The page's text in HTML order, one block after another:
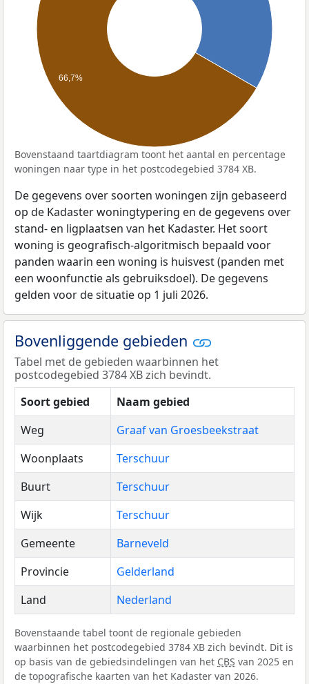
66,7%
Bovenstaand taartdiagram toont het aantal en percentage
woningen naar type in het postcodegebied 3784 XB.
De gegevens over soorten woningen zijn gebaseerd
op de Kadaster woningtypering en de gegevens over
stand- en ligplaatsen van het Kadaster. Het soort
woning is geografisch-algoritmisch bepaald voor
panden waarin een woning is huisvest (panden met
een woonfunctie als gebruiksdoel). De gegevens
gelden voor de situatie op 1 juli 2026.
Bovenliggende gebieden
Tabel met de gebieden waarbinnen het
postcodegebied 3784 XB zich bevindt.
Soort gebied
Naam gebied
Weg
Graaf van Groesbeekstraat
Woonplaats
Terschuur
Buurt
Terschuur
Wijk
Terschuur
Gemeente
Barneveld
Provincie
Gelderland
Land
Nederland
Bovenstaande tabel toont de regionale gebieden
waarbinnen het postcodegebied 3784 XB zich bevindt. Dit is
op basis van de gebiedsindelingen van het CBS van 2025 en
de topografische kaarten van het Kadaster van 2026.